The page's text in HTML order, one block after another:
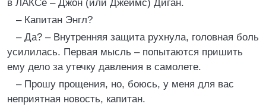
в ЛАКСе – Джон (или Джеймс) Диган.
– Капитан Энгл?
– Да? – Внутренняя защита рухнула, головная боль
усилилась. Первая мысль – попытаются пришить
ему дело за утечку давления в самолете.
– Прошу прощения, но, боюсь, у меня для вас
неприятная новость, капитан.